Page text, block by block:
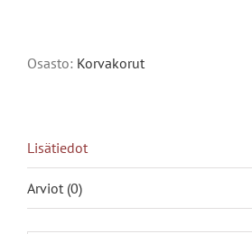
Osasto: Korvakorut
Lisätiedot
Arviot (0)